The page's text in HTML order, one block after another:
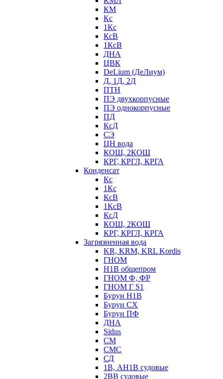
КМ
Кс
1Кс
КсВ
1КсВ
ДНА
ЦВК
DeLium (ДеЛиум)
Д, 1Д, 2Д
ПТН
ПЭ двухкорпусные
ПЭ однокорпусные
ПД
КсД
СЭ
ЦН вода
КОШ, 2КОШ
КРГ, КРГЛ, КРГА
Конденсат
Кс
1Кс
КсВ
1КсВ
КсД
КОШ, 2КОШ
КРГ, КРГЛ, КРГА
Загрязненная вода
KR, KRM, KRL Kordis
ГНОМ
Н1В общепром
ГНОМ Ф, ФР
ГНОМ Г S1
Бурун Н1В
Бурун СХ
Бурун ПФ
ДНА
Sidus
СМ
СМС
СД
1В, АН1В судовые
2ВВ судовые